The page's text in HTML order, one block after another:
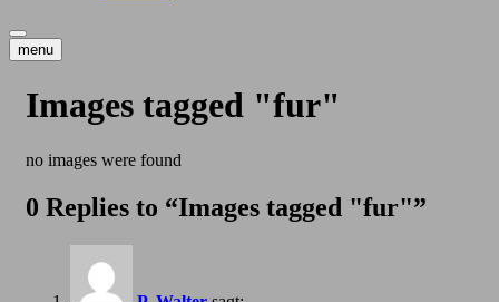
menu
Images tagged "fur"
no images were found
0 Replies to “Images tagged "fur"”